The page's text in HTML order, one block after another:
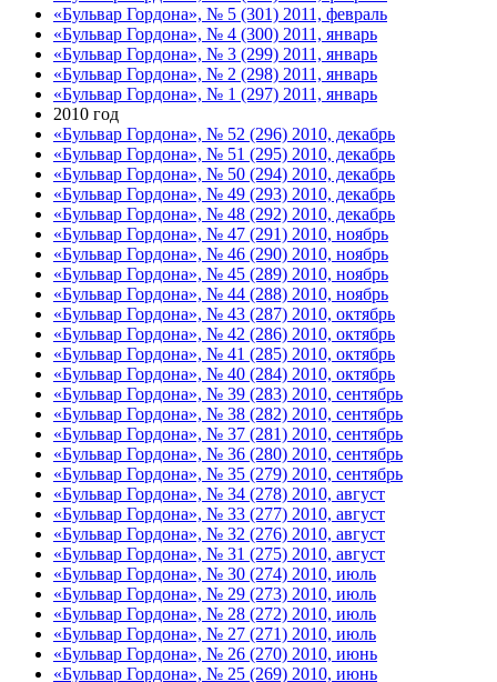
«Бульвар Гордона», № 5 (301) 2011, февраль
«Бульвар Гордона», № 4 (300) 2011, январь
«Бульвар Гордона», № 3 (299) 2011, январь
«Бульвар Гордона», № 2 (298) 2011, январь
«Бульвар Гордона», № 1 (297) 2011, январь
2010 год
«Бульвар Гордона», № 52 (296) 2010, декабрь
«Бульвар Гордона», № 51 (295) 2010, декабрь
«Бульвар Гордона», № 50 (294) 2010, декабрь
«Бульвар Гордона», № 49 (293) 2010, декабрь
«Бульвар Гордона», № 48 (292) 2010, декабрь
«Бульвар Гордона», № 47 (291) 2010, ноябрь
«Бульвар Гордона», № 46 (290) 2010, ноябрь
«Бульвар Гордона», № 45 (289) 2010, ноябрь
«Бульвар Гордона», № 44 (288) 2010, ноябрь
«Бульвар Гордона», № 43 (287) 2010, октябрь
«Бульвар Гордона», № 42 (286) 2010, октябрь
«Бульвар Гордона», № 41 (285) 2010, октябрь
«Бульвар Гордона», № 40 (284) 2010, октябрь
«Бульвар Гордона», № 39 (283) 2010, сентябрь
«Бульвар Гордона», № 38 (282) 2010, сентябрь
«Бульвар Гордона», № 37 (281) 2010, сентябрь
«Бульвар Гордона», № 36 (280) 2010, сентябрь
«Бульвар Гордона», № 35 (279) 2010, сентябрь
«Бульвар Гордона», № 34 (278) 2010, август
«Бульвар Гордона», № 33 (277) 2010, август
«Бульвар Гордона», № 32 (276) 2010, август
«Бульвар Гордона», № 31 (275) 2010, август
«Бульвар Гордона», № 30 (274) 2010, июль
«Бульвар Гордона», № 29 (273) 2010, июль
«Бульвар Гордона», № 28 (272) 2010, июль
«Бульвар Гордона», № 27 (271) 2010, июль
«Бульвар Гордона», № 26 (270) 2010, июнь
«Бульвар Гордона», № 25 (269) 2010, июнь